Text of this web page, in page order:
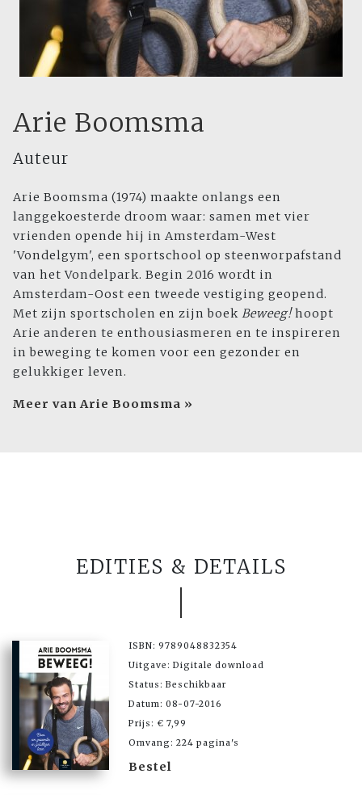
Arie Boomsma
Auteur
Arie Boomsma (1974) maakte onlangs een
langgekoesterde droom waar: samen met vier
vrienden opende hij in Amsterdam-West
'Vondelgym', een sportschool op steenworpafstand
van het Vondelpark. Begin 2016 wordt in
Amsterdam-Oost een tweede vestiging geopend.
Met zijn sportscholen en zijn boek Beweeg!hoopt
Arie anderen te enthousiasmeren en te inspireren
in beweging te komen voor een gezonder en
gelukkiger leven.
Meer van Arie Boomsma »
EDITIES & DETAILS
ISBN: 9789048832354
Uitgave: Digitale download
Status: Beschikbaar
Datum: 08-07-2016
Prijs: € 7,99
Omvang: 224 pagina's
Bestel